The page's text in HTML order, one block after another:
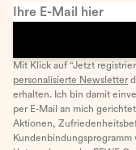
Ihre E-Mail hier
Mit Klick auf "Jetzt
personalisierte Newsletter
erhalten. Ich bin damit
per E-Mail an mich
Aktionen,
Kundenbindungsprogramm